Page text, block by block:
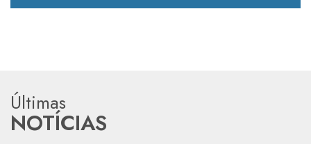
Últimas
NOTÍCIAS